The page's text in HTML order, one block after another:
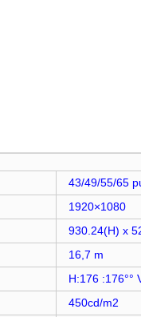
43/49/55/65
1920×1080
930.24(H) x
16,7 m
H:176 :176°°
450cd/m2